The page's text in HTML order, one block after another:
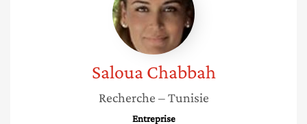
Saloua Chabbah
Recherche – Tunisie
Entreprise